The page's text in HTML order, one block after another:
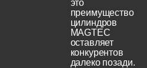
это
преимущество
цилиндров
MAGTEC
оставляет
конкурентов
далеко позади.